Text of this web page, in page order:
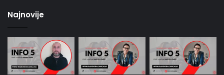
Najnovije